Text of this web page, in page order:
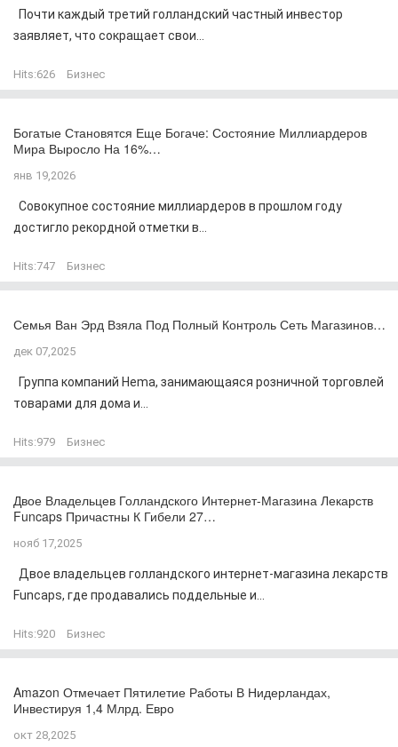
Почти каждый третий голландский частный инвестор
заявляет, что сокращает свои...
Hits:626 Бизнес
Богатые Становятся Еще Богаче: Состояние Миллиардеров
Мира Выросло На 16%…
янв 19,2026
Совокупное состояние миллиардеров в прошлом году
достигло рекордной отметки в...
Hits:747 Бизнес
Семья Ван Эрд Взяла Под Полный Контроль Сеть Магазинов…
дек 07,2025
Группа компаний Hema, занимающаяся розничной торговлей
товарами для дома и...
Hits:979 Бизнес
Двое Владельцев Голландского Интернет-Магазина Лекарств
Funcaps Причастны К Гибели 27…
нояб 17,2025
Двое владельцев голландского интернет-магазина лекарств
Funcaps, где продавались поддельные и...
Hits:920 Бизнес
Amazon Отмечает Пятилетие Работы В Нидерландах,
Инвестируя 1,4 Млрд. Евро
окт 28,2025